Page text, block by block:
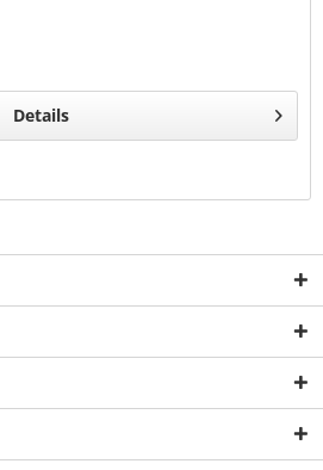
Details